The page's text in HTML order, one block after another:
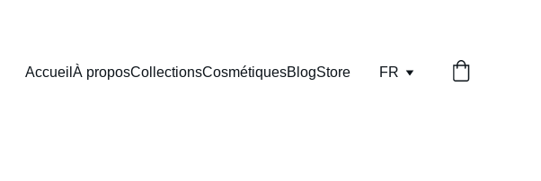
Accueil À proposCollectionsCosmétiquesBlogStore FR